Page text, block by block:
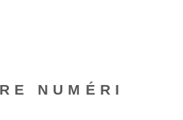
NUMÉRI